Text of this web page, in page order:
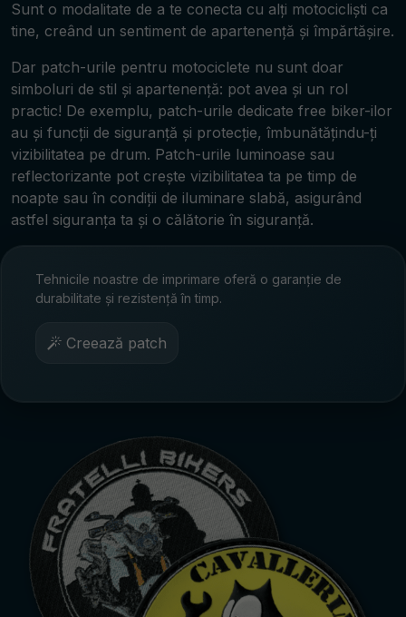
Sunt o modalitate de a te conecta cu alți motocicliști ca
tine, creând un sentiment de apartenență și împărtășire.
Dar patch-urile pentru motociclete nu sunt doar
simboluri de stil și apartenență: pot avea și un rol
practic! De exemplu, patch-urile dedicate free biker-ilor
au și funcții de siguranță și protecție, îmbunătățindu-ți
vizibilitatea pe drum. Patch-urile luminoase sau
reflectorizante pot crește vizibilitatea ta pe timp de
noapte sau în condiții de iluminare slabă, asigurând
astfel siguranța ta și o călătorie în siguranță.
Tehnicile noastre de imprimare oferă o garanție de
durabilitate și rezistență în timp.
Creează patch